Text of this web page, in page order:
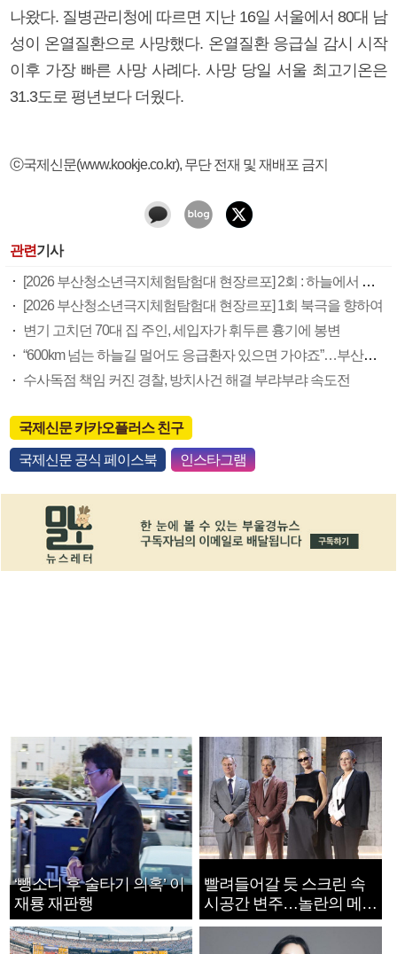
나왔다. 질병관리청에 따르면 지난 16일 서울에서 80대 남
성이 온열질환으로 사망했다. 온열질환 응급실 감시 시작
이후 가장 빠른 사망 사례다. 사망 당일 서울 최고기온은
31.3도로 평년보다 더웠다.
ⓒ국제신문(www.kookje.co.kr), 무단 전재 및 재배포 금지
관련기사
[2026 부산청소년극지체험탐험대 현장르포] 2회 : 하늘에서 만난 얼음의 나라
[2026 부산청소년극지체험탐험대 현장르포] 1회 북극을 향하여
변기 고치던 70대 집 주인, 세입자가 휘두른 흉기에 봉변
“600km 넘는 하늘길 멀어도 응급환자 있으면 가야죠”…부산소방항공대 활약상 눈길
수사독점 책임 커진 경찰, 방치사건 해결 부랴부랴 속도전
국제신문 카카오플러스 친구
국제신문 공식 페이스북 인스타그램
‘뺑소니 후 술타기 의혹’ 이
재룡 재판행
빨려들어갈 듯 스크린 속
시공간 변주…놀란의 메시
지는 ‘전쟁 속죄’